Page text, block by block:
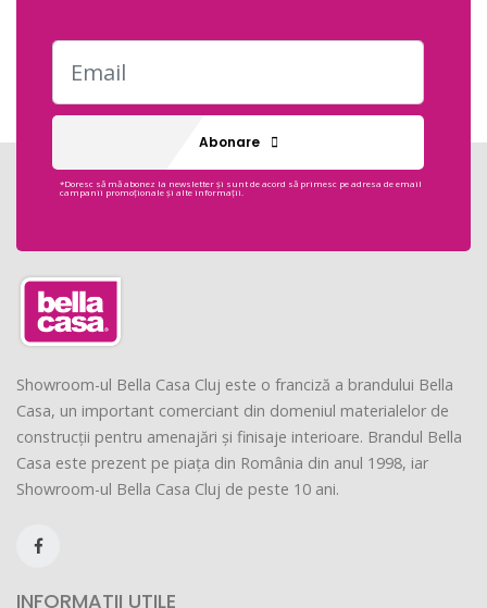
Abonare
*Doresc să mă abonez la newsletter și sunt de acord să primesc pe adresa de email
campanii promoționale și alte informații.
Showroom-ul Bella Casa Cluj este o franciză a brandului Bella
Casa, un important comerciant din domeniul materialelor de
construcții pentru amenajări și finisaje interioare. Brandul Bella
Casa este prezent pe piața din România din anul 1998, iar
Showroom-ul Bella Casa Cluj de peste 10 ani.
INFORMATII UTILE